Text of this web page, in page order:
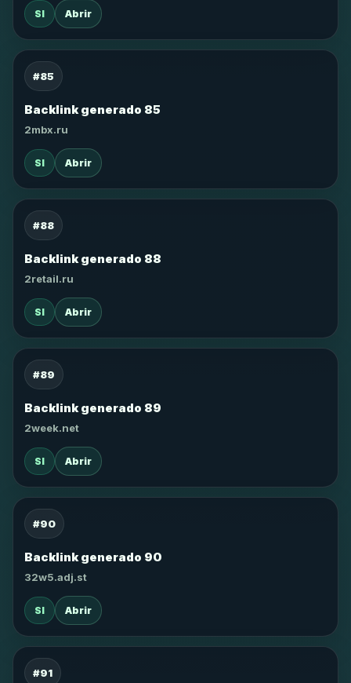
SI Abrir
#85
Backlink generado 85
2mbx.ru
SI Abrir
#88
Backlink generado 88
2retail.ru
SI Abrir
#89
Backlink generado 89
2week.net
SI Abrir
#90
Backlink generado 90
32w5.adj.st
SI Abrir
#91